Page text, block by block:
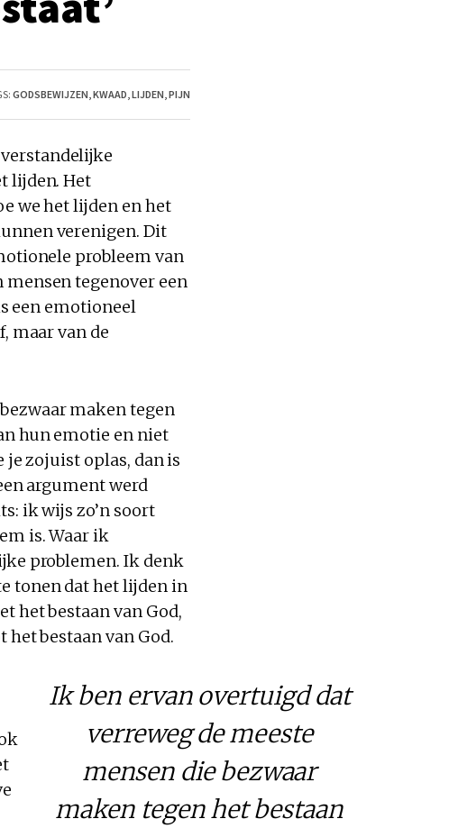
GODSBEWIJZEN KWAAD LIJDEN PIJN
lijden. Het
we het lijden en het
verenigen. Dit
probleem van
mensen tegenover een
een emotioneel
maar van de
maken tegen
hun emotie en niet
je zojuist oplas, dan is
argument werd
ik wijs zo’n soort
is. Waar ik
problemen. Ik denk
tonen dat het lijden in
het bestaan van God,
bestaan van God.
Ik ben ervan overtuigd dat
verreweg de meeste
mensen die bezwaar
maken tegen het bestaan